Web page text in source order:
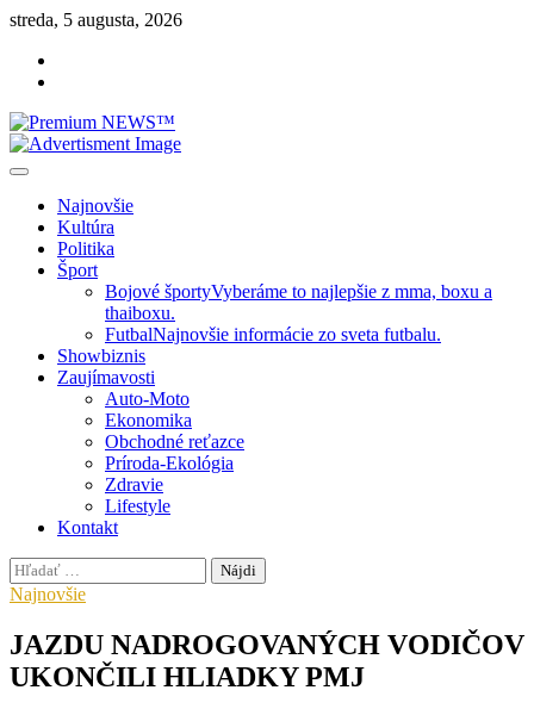
Skip
content
streda, 5 augusta, 2026
Najnovšie
Kultúra
Politika
Šport
Bojové športyVyberáme to najlepšie z mma, boxu a
thaiboxu.
FutbalNajnovšie informácie zo sveta futbalu.
Showbiznis
Zaujímavosti
Auto-Moto
Ekonomika
Obchodné reťazce
Príroda-Ekológia
Zdravie
Lifestyle
Kontakt
Hľadať:
Najnovšie
JAZDU NADROGOVANÝCH VODIČOV
UKONČILI HLIADKY PMJ